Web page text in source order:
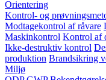
Orientering
Kontrol- og
Modtagekontrol af råvare
Maskinkontrol Kontrol af
Ikke-destruktiv kontrol
produktion Brandsikring
Miljø